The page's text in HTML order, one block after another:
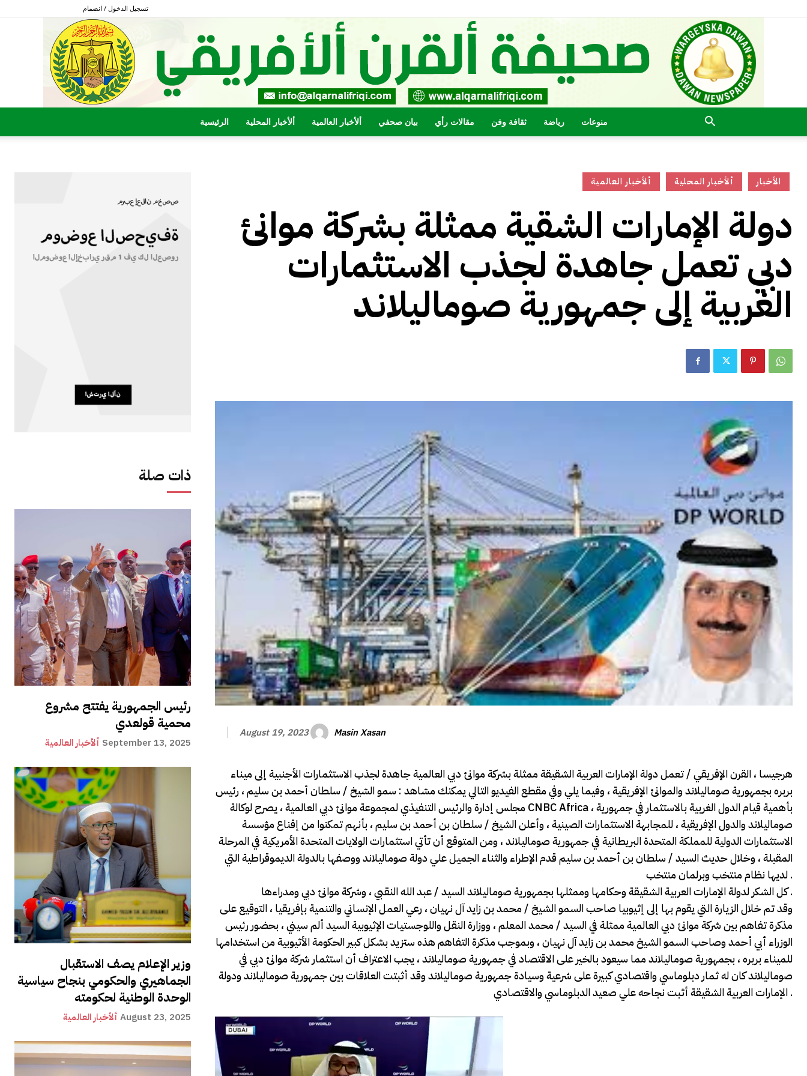
تسجيل الدخول / انضمام
القرن
الأفريقي
الرئيسية ألأخبار المحلية ألأخبار العالمية بيان صحفي مقالات رأي ثقافة وفن رياضة منوعات
ذات صلة
رئيس الجمهورية يفتتح مشروع
محمية قولعدي
ألأخبار العالمية September 13, 2025
وزير الإعلام يصف الاستقبال
الجماهيري والحكومي بنجاح سياسية
الوحدة الوطنية لحكومته
ألأخبار العالمية August 23, 2025
ألأخبار العالمية ألأخبار المحلية الأخبار
دولة الإمارات الشقية ممثلة بشركة موانئ
دبي تعمل جاهدة لجذب الاستثمارات
الغربية إلى جمهورية صوماليلاند
August 19, 2023 Masin Xasan
هرجيسا ، القرن الإفريقي / تعمل دولة الإمارات العربية الشقيقة ممثلة بشركة موانئ دبي العالمية جاهدة لجذب الاستثمارات الأجنبية إلى ميناء
بربره بجمهورية صوماليلاند والموانئ الإفريقية ، وفيما يلي وفي مقطع الفيديو التالي يمكنك مشاهد : سمو الشيخ / سلطان أحمد بن سليم ، رئيس
مجلس إدارة والرئيس التنفيذي لمجموعة موانئ دبي العالمية ، يصرح لوكالة CNBC Africa ، بأهمية قيام الدول الغربية بالاستثمار في جمهورية
صوماليلاند والدول الإفريقية ، للمجابهة الاستثمارات الصينية ، وأعلن الشيخ / سلطان بن أحمد بن سليم ، بأنهم تمكنوا من إقناع مؤسسة
الاستثمارات الدولية للمملكة المتحدة البريطانية في جمهورية صوماليلاند ، ومن المتوقع أن تأتي استثمارات الولايات المتحدة الأمريكية في المرحلة
المقبلة ، وخلال حديث السيد / سلطان بن أحمد بن سليم قدم الإطراء والثناء الجميل علي دولة صوماليلاند ووصفها بالدولة الديموقراطية التي
لديها نظام منتخب وبرلمان منتخب .
كل الشكر لدولة الإمارات العربية الشقيقة وحكامها وممثلها بجمهورية صوماليلاند السيد / عبد الله النقبي ، وشركة موانئ دبي ومدراءها .
وقد تم خلال الزيارة التي يقوم بها إلى إثيوبيا صاحب السمو الشيخ / محمد بن زايد آل نهيان ، رعي العمل الإنساني والتنمية بإفريقيا ، التوقيع على
مذكرة تفاهم بين شركة موانئ دبي العالمية ممثلة في السيد / محمد المعلم ، ووزارة النقل واللوجستيات الإثيوبية السيد ألم سيني ، بحضور رئيس
الوزراء أبي أحمد وصاحب السمو الشيخ محمد بن زايد آل نهيان ، وبموجب مذكرة التفاهم هذه ستزيد بشكل كبير الحكومة الأثيوبية من استخدامها
للميناء بربره ، بجمهورية صوماليلاند مما سيعود بالخير على الاقتصاد في جمهورية صوماليلاند ، يجب الاعتراف أن استثمار شركة موانئ دبي في
صوماليلاند كان له ثمار دبلوماسي واقتصادي كبيرة على شرعية وسيادة جمهورية صوماليلاند وقد أثبتت العلاقات بين جمهورية صوماليلاند ودولة
الإمارات العربية الشقيقة أثبت نجاحه علي صعيد الدبلوماسي والاقتصادي .